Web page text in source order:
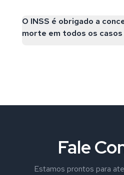
O INSS é obrigado a
morte em todos os
Fale
Estamos prontos para